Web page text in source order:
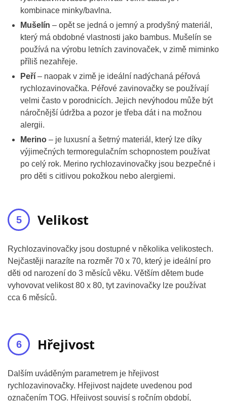
kombinace minky/bavlna.
Mušelín – opět se jedná o jemný a prodyšný materiál,
který má obdobné vlastnosti jako bambus. Mušelín se
používá na výrobu letních zavinovaček, v zimě miminko
příliš nezahřeje.
Peří – naopak v zimě je ideální nadýchaná péřová
rychlozavinovačka. Péřové zavinovačky se používají
velmi často v porodnicích. Jejich nevýhodou může být
náročnější údržba a pozor je třeba dát i na možnou
alergii.
Merino – je luxusní a šetrný materiál, který lze díky
výjimečných termoregulačním schopnostem používat
po celý rok. Merino rychlozavinovačky jsou bezpečné i
pro děti s citlivou pokožkou nebo alergiemi.
Velikost
Rychlozavinovačky jsou dostupné v několika velikostech.
Nejčastěji narazíte na rozměr 70 x 70, který je ideální pro
děti od narození do 3 měsíců věku. Větším dětem bude
vyhovovat velikost 80 x 80, tyt zavinovačky lze používat
cca 6 měsíců.
Hřejivost
Dalším uváděným parametrem je hřejivost
rychlozavinovačky. Hřejivost najdete uvedenou pod
označením TOG. Hřejivost souvisí s ročním období,